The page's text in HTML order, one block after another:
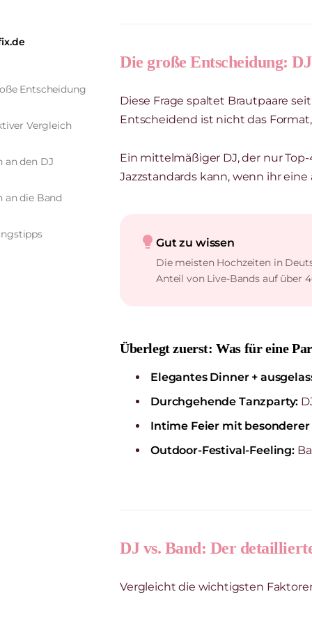
Entscheidung
Vergleich
an den DJ
an die Band
Die große Entscheidung:
Diese Frage spaltet Brautpaare
Entscheidend ist nicht das
Ein mittelmäßiger DJ, der nur
Jazzstandards kann, wenn ihr eine
lightbulb Gut zu wissen
Die meisten Hochzeiten in
Anteil von Live-Bands auf über
Überlegt zuerst: Was für eine
Elegantes Dinner +
Durchgehende Tanzparty:
Intime Feier mit
Outdoor-Festival-Feeling:
DJ vs. Band: Der
Vergleicht die wichtigsten